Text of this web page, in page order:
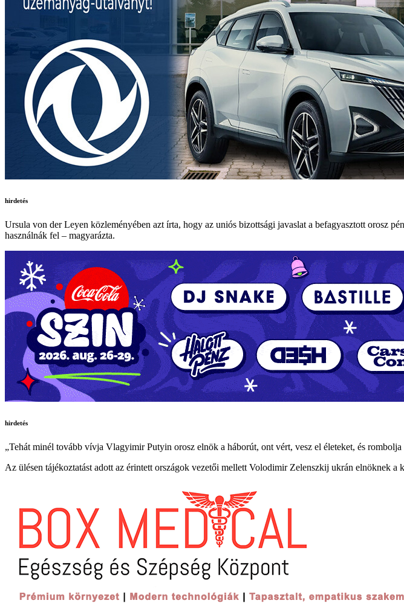
hirdetés
Ursula von der Leyen közleményében azt írta, hogy az uniós bizottsági javaslat a befagyasztott orosz
használnák fel – magyarázta.
hirdetés
„Tehát minél tovább vívja Vlagyimir Putyin orosz elnök a háborút, ont vért, vesz el életeket, és
Az ülésen tájékoztatást adott az érintett országok vezetői mellett Volodimir Zelenszkij ukrán elnöknek